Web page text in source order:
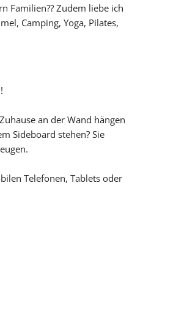
Familien?? Zudem liebe ich
Camping, Yoga, Pilates,
an der Wand hängen
Sideboard stehen? Sie
Telefonen, Tablets oder